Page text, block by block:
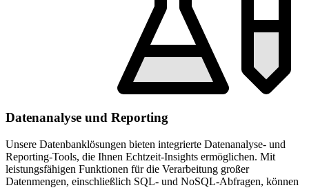
Datenanalyse und Reporting
Unsere Datenbanklösungen bieten integrierte Datenanalyse- und
Reporting-Tools, die Ihnen Echtzeit-Insights ermöglichen. Mit
leistungsfähigen Funktionen für die Verarbeitung großer
Datenmengen, einschließlich SQL- und NoSQL-Abfragen, können